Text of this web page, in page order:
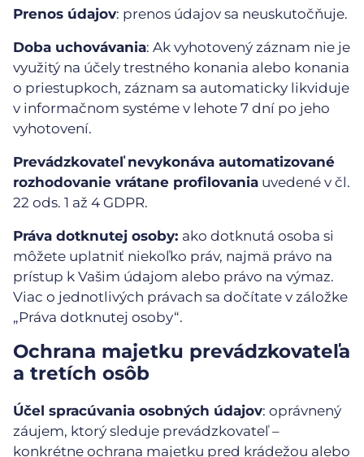
Prenos údajov: prenos údajov sa neuskutočňuje.
Doba uchovávania: Ak vyhotovený záznam nie je
využitý na účely trestného konania alebo konania
o priestupkoch, záznam sa automaticky likviduje
v informačnom systéme v lehote 7 dní po jeho
vyhotovení.
Prevádzkovateľ nevykonáva automatizované
rozhodovanie vrátane profilovania uvedené v čl.
22 ods. 1 až 4 GDPR.
Práva dotknutej osoby: ako dotknutá osoba si
môžete uplatniť niekoľko práv, najmä právo na
prístup k Vašim údajom alebo právo na výmaz.
Viac o jednotlivých právach sa dočítate v záložke
„Práva dotknutej osoby“.
Ochrana majetku prevádzkovateľa
a tretích osôb
Účel spracúvania osobných údajov: oprávnený
záujem, ktorý sleduje prevádzkovateľ –
konkrétne ochrana majetku pred krádežou alebo